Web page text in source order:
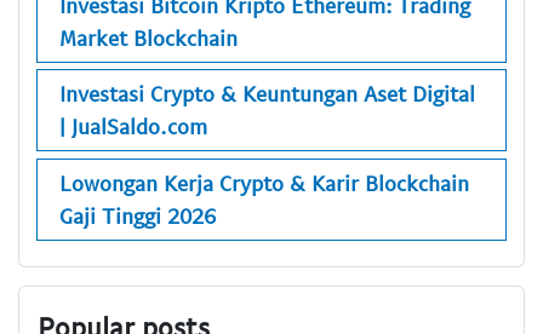
Market Blockchain
Investasi Crypto & Keuntungan Aset Digital
| JualSaldo.com
Lowongan Kerja Crypto & Karir Blockchain
Gaji Tinggi 2026
Popular posts